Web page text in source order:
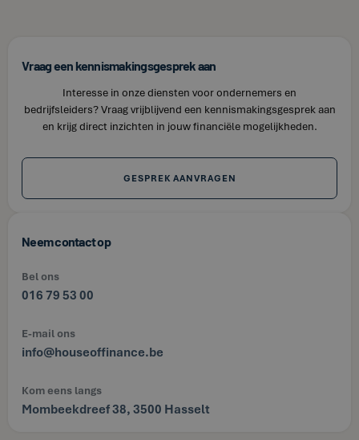
Vraag een kennismakingsgesprek aan
Interesse in onze diensten voor ondernemers en
bedrijfsleiders? Vraag vrijblijvend een kennismakingsgesprek aan
en krijg direct inzichten in jouw financiële mogelijkheden.
GESPREK AANVRAGEN
Neem contact op
Bel ons
016 79 53 00
E-mail ons
info@houseoffinance.be
Kom eens langs
Mombeekdreef 38, 3500 Hasselt